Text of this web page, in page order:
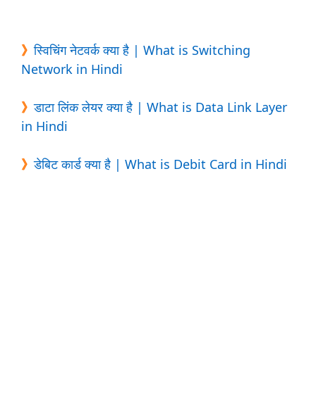
》स्विचिंग नेटवर्क क्या है | What is Switching
Network in Hindi
》डाटा लिंक लेयर क्या है | What is Data Link Layer
in Hindi
》डेबिट कार्ड क्या है | What is Debit Card in Hindi